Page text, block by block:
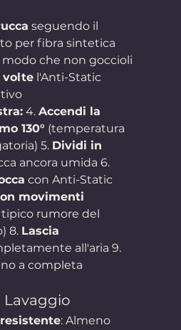
seguendo il
per fibra sintetica
modo che non goccioli
volte l'Anti-Static
4. Accendi la
130° (temperatura
5. Dividi in
ancora umida 6.
con Anti-Static
movimenti
tipico rumore del
8. Lascia
all'aria 9.
a completa
Lavaggio
: Almeno